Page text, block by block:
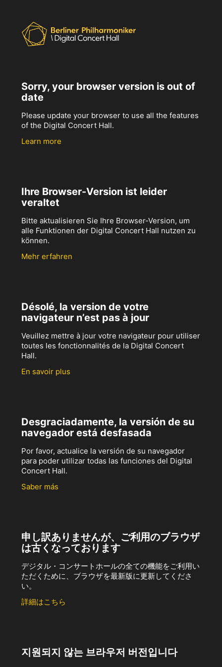
Sorry, your browser version is out of
date
Please update your browser to use all the features
of the Digital Concert Hall.
Learn more
Ihre Browser-Version ist leider
veraltet
Bitte aktualisieren Sie Ihre Browser-Version, um
alle Funktionen der Digital Concert Hall nutzen zu
können.
Mehr erfahren
Désolé, la version de votre
navigateur n’est pas à jour
Veuillez mettre à jour votre navigateur pour utiliser
toutes les fonctionnalités de la Digital Concert
Hall.
En savoir plus
Desgraciadamente, la versión de su
navegador está desfasada
Por favor, actualice la versión de su navegador
para poder utilizar todas las funciones del Digital
Concert Hall.
Saber más
申し訳ありませんが、ご利用のブラウザ
は古くなっております
デジタル・コンサートホールの全ての機能をご利用い
ただくために、ブラウザを最新版に更新してくださ
い。
詳細はこちら
지원되지 않는 브라우저 버전입니다